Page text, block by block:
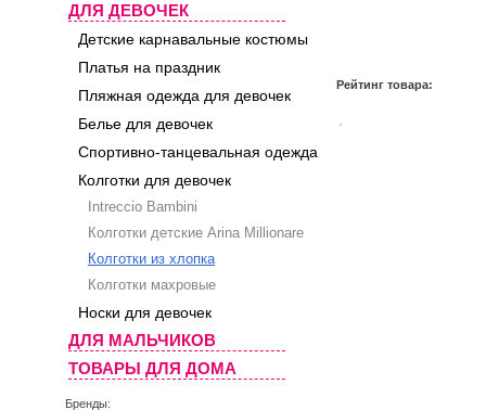
ДЛЯ ДЕВОЧЕК
Детские карнавальные костюмы
Платья на праздник
Пляжная одежда для девочек
Белье для девочек
Спортивно-танцевальная одежда
Колготки для девочек
Intreccio Bambini
Колготки детские Arina Millionare
Колготки из хлопка
Колготки махровые
Носки для девочек
ДЛЯ МАЛЬЧИКОВ
ТОВАРЫ ДЛЯ ДОМА
Бренды:
Рейтинг товара: